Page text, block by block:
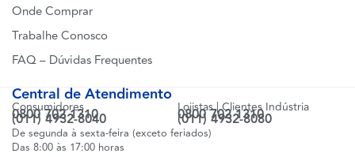
Onde Comprar
Trabalhe Conosco
FAQ – Dúvidas Frequentes
Central de Atendimento
Consumidores
0800 702 1310
(011) 4932-8040
Lojistas | Clientes Indústria
0800 702 1310
(011) 4932-8080
De segunda à sexta-feira (exceto feriados)
Das 8:00 às 17:00 horas